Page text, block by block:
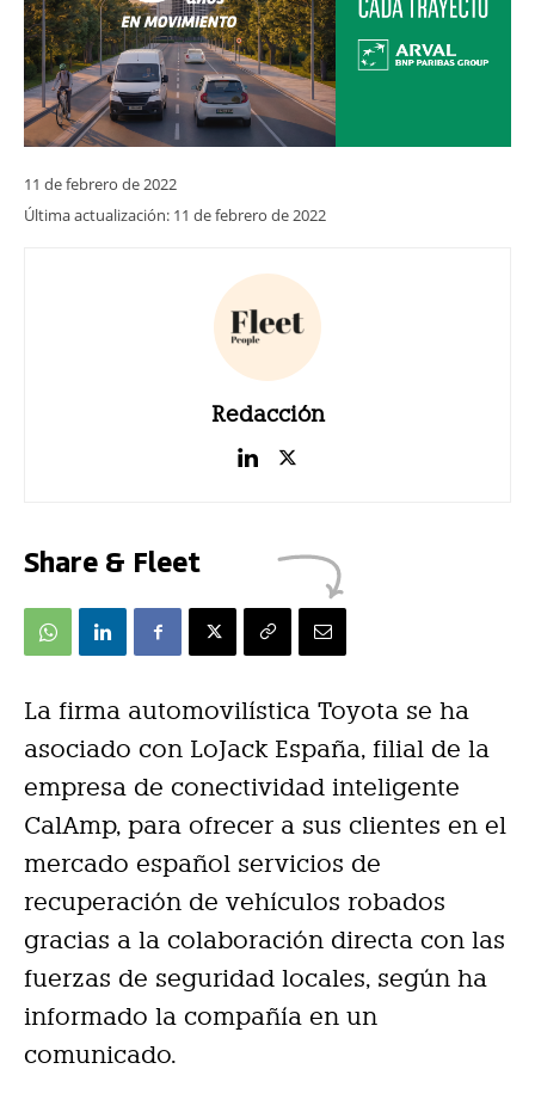
11 de febrero de 2022
Última actualización: 11 de febrero de 2022
Redacción
Share & Fleet
La firma automovilística Toyota se ha
asociado con LoJack España, filial de la
empresa de conectividad inteligente
CalAmp, para ofrecer a sus clientes en el
mercado español servicios de
recuperación de vehículos robados
gracias a la colaboración directa con las
fuerzas de seguridad locales, según ha
informado la compañía en un
comunicado.